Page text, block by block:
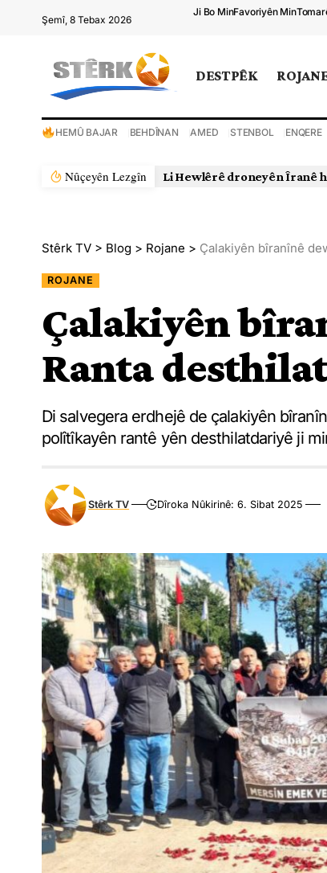
Şemî, 8 Tebax 2026
Ji Bo MinFavoriyên Min
DESTPÊK
HEMÛ BAJAR BEHDÎNAN AMED STENBOL ENQERE
Nûçeyên Lezgîn
Stêrk TV > Blog > Rojane > Çalakiyên bîranînê
ROJANE
Çalakiyên
Ranta
Di salvegera erdhejê de çalakiyên
polîtîkayên rantê yên desthilatdariyê ji
Stêrk TV Dîroka Nûkirinê: 6. Sibat 2025